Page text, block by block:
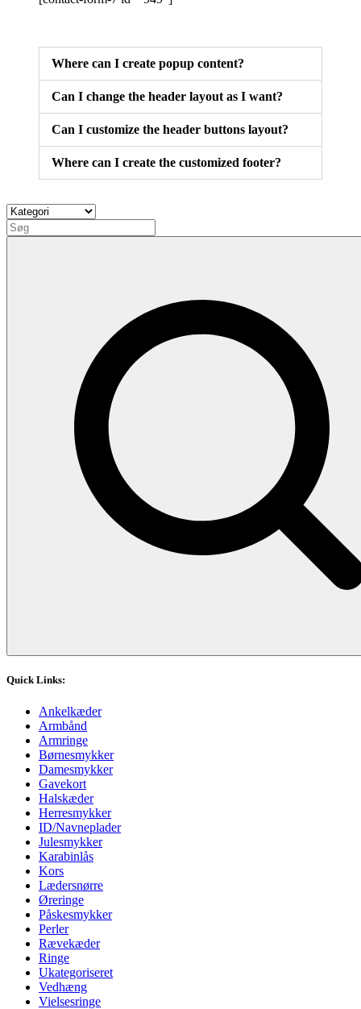
Where can I create popup content?
Can I change the header layout as I want?
Can I customize the header buttons layout?
Where can I create the customized footer?
Quick Links:
Ankelkæder
Armbånd
Armringe
Børnesmykker
Damesmykker
Gavekort
Halskæder
Herresmykker
ID/Navneplader
Julesmykker
Karabinlås
Kors
Lædersnørre
Øreringe
Påskesmykker
Perler
Rævekæder
Ringe
Ukategoriseret
Vedhæng
Vielsesringe